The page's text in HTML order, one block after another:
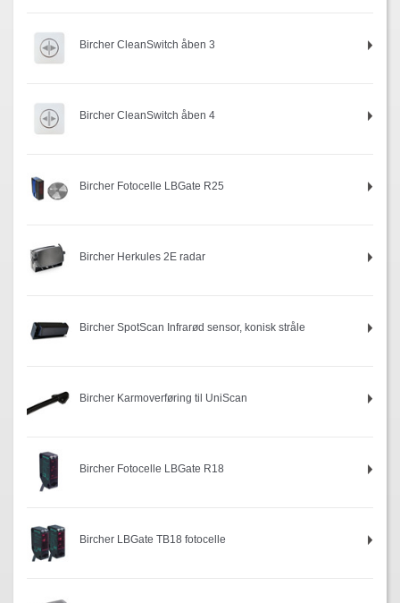
Bircher CleanSwitch åben 3
Bircher CleanSwitch åben 4
Bircher Fotocelle LBGate R25
Bircher Herkules 2E radar
Bircher SpotScan Infrarød sensor, konisk stråle
Bircher Karmoverføring til UniScan
Bircher Fotocelle LBGate R18
Bircher LBGate TB18 fotocelle